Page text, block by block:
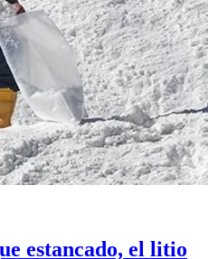
estancado, el litio